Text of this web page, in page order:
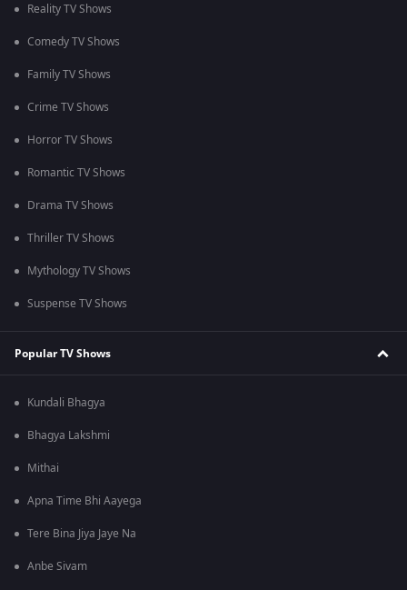
Reality TV Shows
Comedy TV Shows
Family TV Shows
Crime TV Shows
Horror TV Shows
Romantic TV Shows
Drama TV Shows
Thriller TV Shows
Mythology TV Shows
Suspense TV Shows
Popular TV Shows
Kundali Bhagya
Bhagya Lakshmi
Mithai
Apna Time Bhi Aayega
Tere Bina Jiya Jaye Na
Anbe Sivam